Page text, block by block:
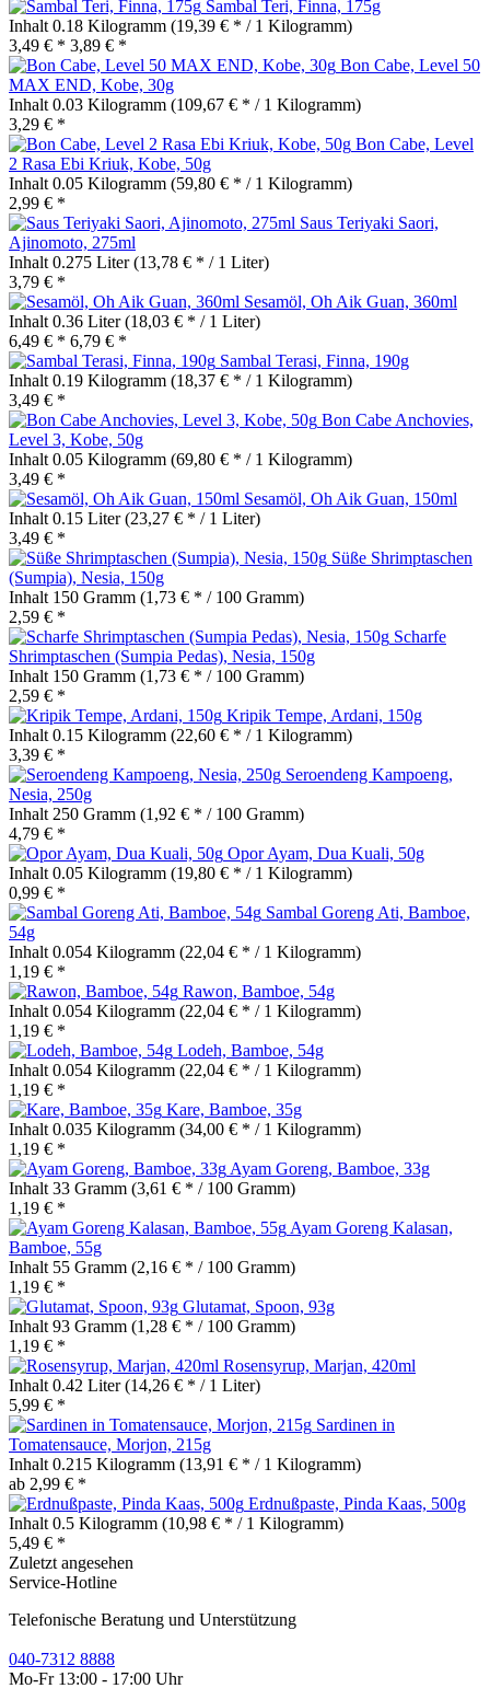
Sambal Teri, Finna, 175g
Inhalt 0.18 Kilogramm (19,39 € * / 1 Kilogramm)
3,49 € * 3,89 € *
Bon Cabe, Level 50
MAX END, Kobe, 30g
Inhalt 0.03 Kilogramm (109,67 € * / 1 Kilogramm)
3,29 € *
Bon Cabe, Level
2 Rasa Ebi Kriuk, Kobe, 50g
Inhalt 0.05 Kilogramm (59,80 € * / 1 Kilogramm)
2,99 € *
Saus Teriyaki Saori,
Ajinomoto, 275ml
Inhalt 0.275 Liter(13,78 € * / 1 Liter)
3,79 € *
Sesamöl, Oh Aik Guan, 360ml
Inhalt 0.36 Liter(18,03 € * / 1 Liter)
6,49 € * 6,79 € *
Sambal Terasi, Finna, 190g
Inhalt 0.19 Kilogramm (18,37 € * / 1 Kilogramm)
3,49 € *
Bon Cabe Anchovies,
Level 3, Kobe, 50g
Inhalt 0.05 Kilogramm (69,80 € * / 1 Kilogramm)
3,49 € *
Sesamöl, Oh Aik Guan, 150ml
Inhalt 0.15 Liter(23,27 € * / 1 Liter)
3,49 € *
Süße Shrimptaschen
(Sumpia), Nesia, 150g
Inhalt 150 Gramm (1,73 € * / 100 Gramm)
2,59 € *
Scharfe
Shrimptaschen (Sumpia Pedas), Nesia, 150g
Inhalt 150 Gramm (1,73 € * / 100 Gramm)
2,59 € *
Kripik Tempe, Ardani, 150g
Inhalt 0.15 Kilogramm (22,60 € * / 1 Kilogramm)
3,39 € *
Seroendeng Kampoeng,
Nesia, 250g
Inhalt 250 Gramm (1,92 € * / 100 Gramm)
4,79 € *
Opor Ayam, Dua Kuali, 50g
Inhalt 0.05 Kilogramm (19,80 € * / 1 Kilogramm)
0,99 € *
Sambal Goreng Ati, Bamboe,
54g
Inhalt 0.054 Kilogramm (22,04 € * / 1 Kilogramm)
1,19 € *
Rawon, Bamboe, 54g
Inhalt 0.054 Kilogramm (22,04 € * / 1 Kilogramm)
1,19 € *
Lodeh, Bamboe, 54g
Inhalt 0.054 Kilogramm (22,04 € * / 1 Kilogramm)
1,19 € *
Kare, Bamboe, 35g
Inhalt 0.035 Kilogramm (34,00 € * / 1 Kilogramm)
1,19 € *
Ayam Goreng, Bamboe, 33g
Inhalt 33 Gramm (3,61 € * / 100 Gramm)
1,19 € *
Ayam Goreng Kalasan,
Bamboe, 55g
Inhalt 55 Gramm (2,16 € * / 100 Gramm)
1,19 € *
Glutamat, Spoon, 93g
Inhalt 93 Gramm (1,28 € * / 100 Gramm)
1,19 € *
Rosensyrup, Marjan, 420ml
Inhalt 0.42 Liter(14,26 € * / 1 Liter)
5,99 € *
Sardinen in
Tomatensauce, Morjon, 215g
Inhalt 0.215 Kilogramm (13,91 € * / 1 Kilogramm)
ab 2,99 € *
Erdnußpaste, Pinda Kaas, 500g
Inhalt 0.5 Kilogramm (10,98 € * / 1 Kilogramm)
5,49 € *
Zuletzt angesehen
Service-Hotline
Telefonische Beratung und Unterstützung
040-7312 8888
Mo-Fr 13:00 - 17:00 Uhr